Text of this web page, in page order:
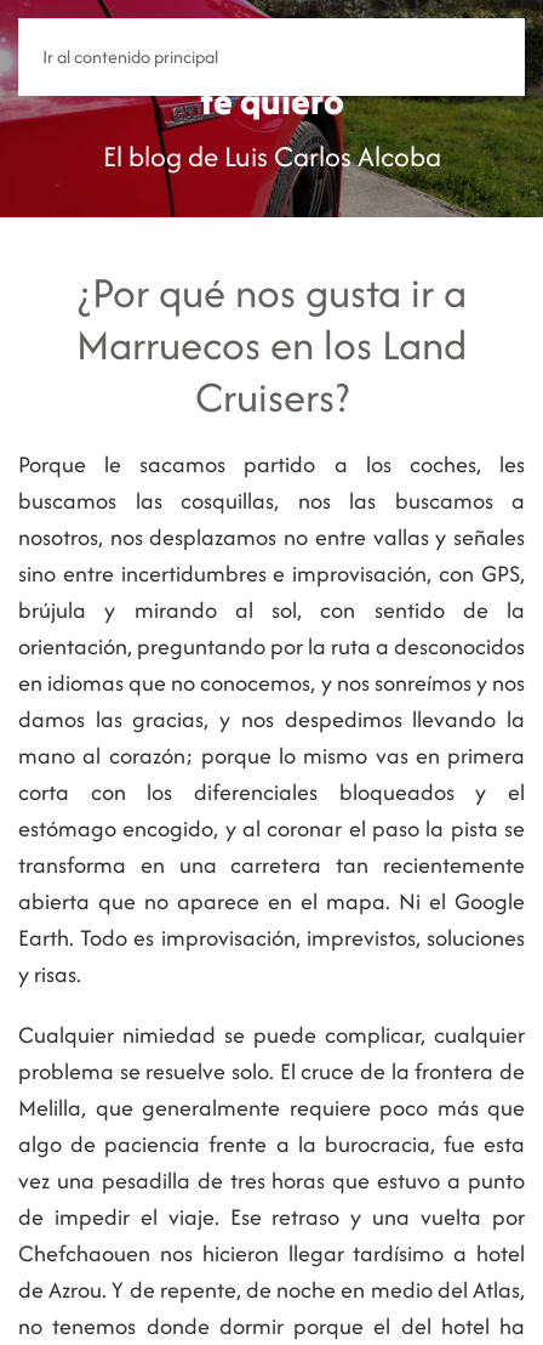
Ir al contenido principalY sin embargo
te quiero
El blog de Luis Carlos Alcoba
¿Por qué nos gusta ir a
Marruecos en los Land
Cruisers?
Porque le sacamos partido a los coches, les
buscamos las cosquillas, nos las buscamos a
nosotros, nos desplazamos no entre vallas y señales
sino entre incertidumbres e improvisación, con GPS,
brújula y mirando al sol, con sentido de la
orientación, preguntando por la ruta a desconocidos
en idiomas que no conocemos, y nos sonreímos y nos
damos las gracias, y nos despedimos llevando la
mano al corazón; porque lo mismo vas en primera
corta con los diferenciales bloqueados y el
estómago encogido, y al coronar el paso la pista se
transforma en una carretera tan recientemente
abierta que no aparece en el mapa. Ni el Google
Earth. Todo es improvisación, imprevistos, soluciones
y risas.
Cualquier nimiedad se puede complicar, cualquier
problema se resuelve solo. El cruce de la frontera de
Melilla, que generalmente requiere poco más que
algo de paciencia frente a la burocracia, fue esta
vez una pesadilla de tres horas que estuvo a punto
de impedir el viaje. Ese retraso y una vuelta por
Chefchaouen nos hicieron llegar tardísimo a hotel
de Azrou. Y de repente, de noche en medio del Atlas,
no tenemos donde dormir porque el del hotel ha